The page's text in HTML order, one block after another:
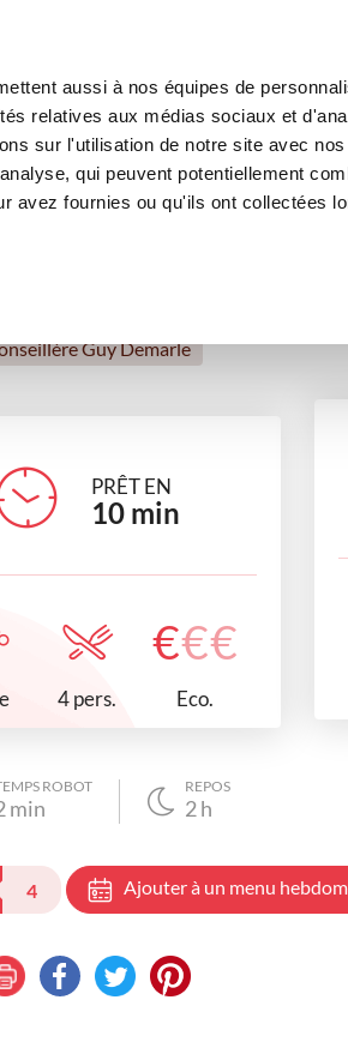
aussi à nos équipes de
relatives aux médias sociaux et
sur l'utilisation de notre site avec nos
qui peuvent potentiellement
avez fournies ou qu'ils ont collectées
sucrées
desserts
Guy Demarle
PRÊT EN
10 min
4 pers.
€€€
Eco.
ROBOT
min
REPOS
2h
4 Ajouter à un menu